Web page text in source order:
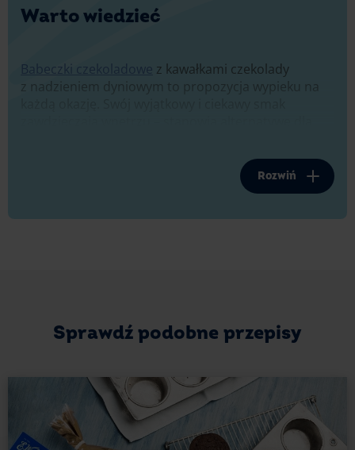
Warto wiedzieć
Babeczki czekoladowe z kawałkami czekolady
z nadzieniem dyniowym to propozycja wypieku na
marmoladowym. Ciężko się im oprzeć – zachwycają
swoją miękkością i puszystością. A delikatnie
chrupiąca skórka wprost rozpływa się w ustach.
w sposób nawiązujący do tego amerykańskiego
Rozwiń
Sprawdź podobne przepisy